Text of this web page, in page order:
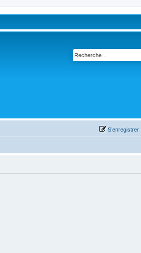
S’enregistrer